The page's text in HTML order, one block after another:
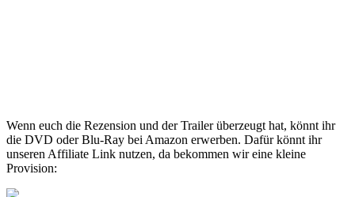
Wenn euch die Rezension und der Trailer überzeugt hat, könnt ihr
die DVD oder Blu-Ray bei Amazon erwerben. Dafür könnt ihr
unseren Affiliate Link nutzen, da bekommen wir eine kleine
Provision: